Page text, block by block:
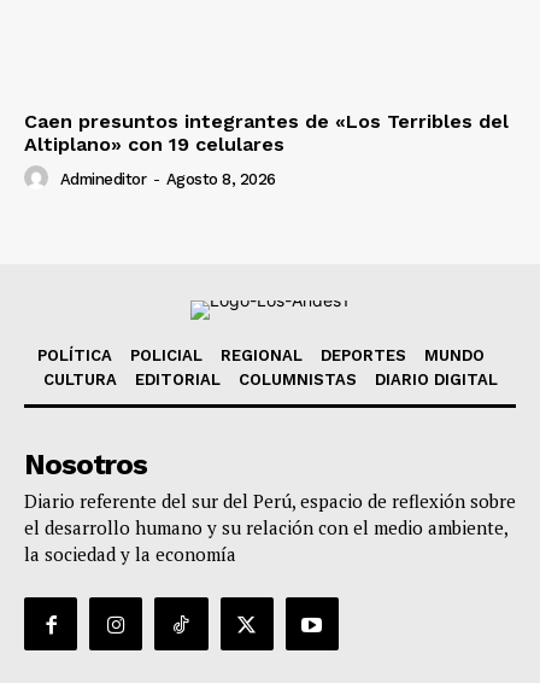
Caen presuntos integrantes de «Los Terribles del
Altiplano» con 19 celulares
Admineditor - Agosto 8, 2026
POLÍTICA POLICIAL REGIONAL DEPORTES
MUNDO
CULTURA
EDITORIAL COLUMNISTAS DIARIO DIGITAL
Nosotros
Diario referente del sur del Perú, espacio de reflexión sobre
el desarrollo humano y su relación con el medio ambiente,
la sociedad y la economía